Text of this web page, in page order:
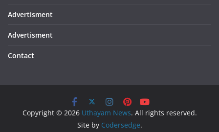
Advertisment
Advertisment
Contact
Copyright © 2026 Uthayam News. All rights reserved.
Site by Codersedge.